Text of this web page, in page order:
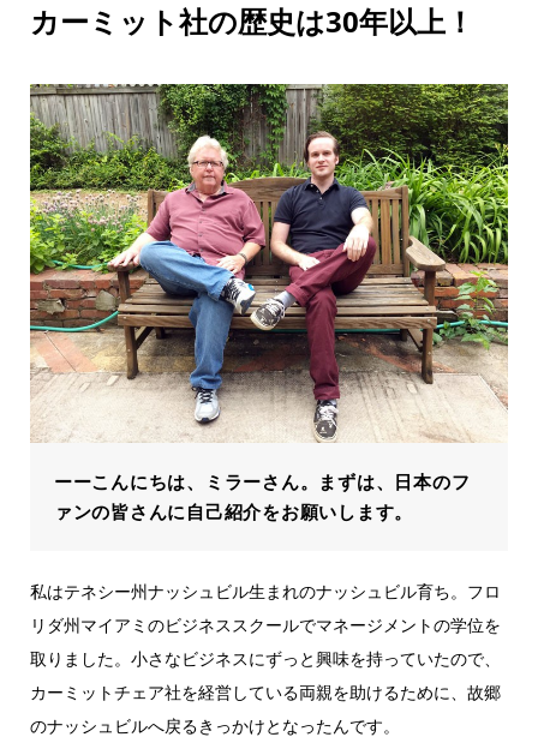
カーミット社の歴史は30年以上！
ーーこんにちは、ミラーさん。まずは、日本のフ
ァンの皆さんに自己紹介をお願いします。
私はテネシー州ナッシュビル生まれのナッシュビル育ち。フロ
リダ州マイアミのビジネススクールでマネージメントの学位を
取りました。小さなビジネスにずっと興味を持っていたので、
カーミットチェア社を経営している両親を助けるために、故郷
のナッシュビルへ戻るきっかけとなったんです。